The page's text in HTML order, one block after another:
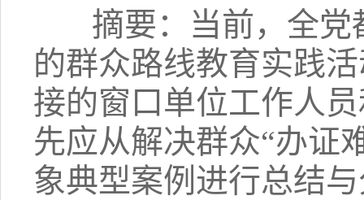
摘要：当前，全党
的群众路线教育实践
接的窗口单位工作人
先应从解决群众“办证
象典型案例进行总结